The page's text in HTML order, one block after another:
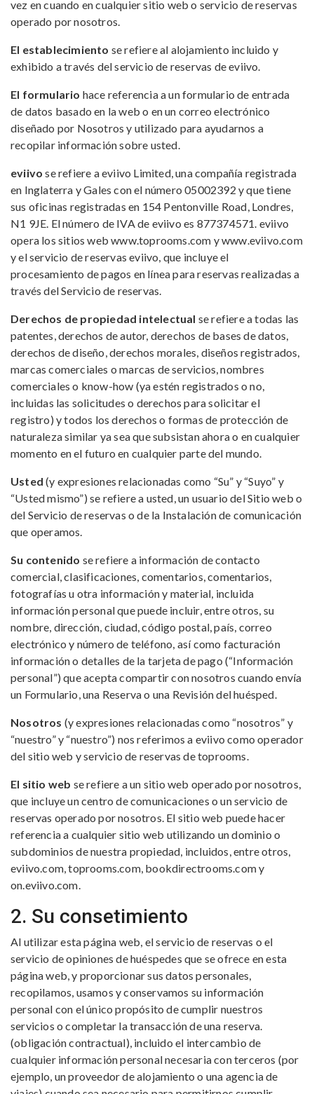
vez en cuando en cualquier sitio web o servicio de reservas
operado por nosotros.
El establecimiento se refiere al alojamiento incluido y
exhibido a través del servicio de reservas de eviivo.
El formulario hace referencia a un formulario de entrada
de datos basado en la web o en un correo electrónico
diseñado por Nosotros y utilizado para ayudarnos a
recopilar información sobre usted.
eviivo se refiere a eviivo Limited, una compañía registrada
en Inglaterra y Gales con el número 05002392 y que tiene
sus oficinas registradas en 154 Pentonville Road, Londres,
N1 9JE. El número de IVA de eviivo es 877374571. eviivo
opera los sitios web www.toprooms.com y www.eviivo.com
y el servicio de reservas eviivo, que incluye el
procesamiento de pagos en línea para reservas realizadas a
través del Servicio de reservas.
Derechos de propiedad intelectual se refiere a todas las
patentes, derechos de autor, derechos de bases de datos,
derechos de diseño, derechos morales, diseños registrados,
marcas comerciales o marcas de servicios, nombres
comerciales o know-how (ya estén registrados o no,
incluidas las solicitudes o derechos para solicitar el
registro) y todos los derechos o formas de protección de
naturaleza similar ya sea que subsistan ahora o en cualquier
momento en el futuro en cualquier parte del mundo.
Usted (y expresiones relacionadas como “Su” y “Suyo” y
“Usted mismo”) se refiere a usted, un usuario del Sitio web o
del Servicio de reservas o de la Instalación de comunicación
que operamos.
Su contenido se refiere a información de contacto
comercial, clasificaciones, comentarios, comentarios,
fotografías u otra información y material, incluida
información personal que puede incluir, entre otros, su
nombre, dirección, ciudad, código postal, país, correo
electrónico y número de teléfono, así como facturación
información o detalles de la tarjeta de pago (“Información
personal”) que acepta compartir con nosotros cuando envía
un Formulario, una Reserva o una Revisión del huésped.
Nosotros (y expresiones relacionadas como “nosotros” y
“nuestro” y “nuestro”) nos referimos a eviivo como operador
del sitio web y servicio de reservas de toprooms.
El sitio web se refiere a un sitio web operado por nosotros,
que incluye un centro de comunicaciones o un servicio de
reservas operado por nosotros. El sitio web puede hacer
referencia a cualquier sitio web utilizando un dominio o
subdominios de nuestra propiedad, incluidos, entre otros,
eviivo.com, toprooms.com, bookdirectrooms.com y
on.eviivo.com.
2. Su consetimiento
Al utilizar esta página web, el servicio de reservas o el
servicio de opiniones de huéspedes que se ofrece en esta
página web, y proporcionar sus datos personales,
recopilamos, usamos y conservamos su información
personal con el único propósito de cumplir nuestros
servicios o completar la transacción de una reserva.
(obligación contractual), incluido el intercambio de
cualquier información personal necesaria con terceros (por
ejemplo, un proveedor de alojamiento o una agencia de